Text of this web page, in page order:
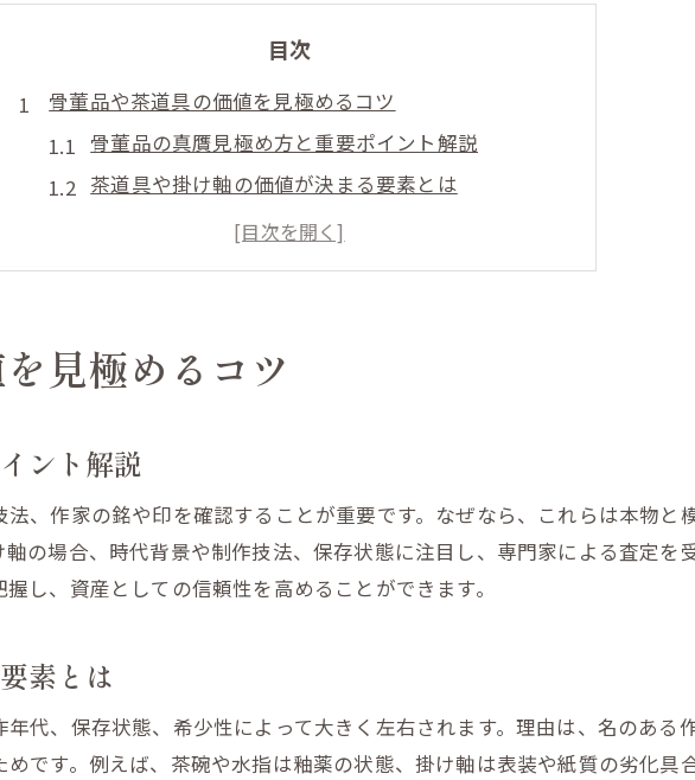
目次
骨董品や茶道具の価値を見極めるコツ
骨董品の真贋見極め方と重要ポイント解説
茶道具や掛け軸の価値が決まる要素とは
日本刀や古銭の特徴と評価基準を知る
置物や掛け軸を高く評価するための視点
福島市の骨董品買取事情と選び方のコツ
掛け軸や日本刀の査定ポイント徹底解説
日本刀の価値判断に役立つ茶道具の視点
骨董品買取で注目される掛け軸の保存状態
査定時に知っておきたい日本刀の歴史的背景
置物や古銭と掛け軸の比較査定の着眼点
福島市松川町で骨董品買取を成功させる方法
骨董品買取を高くするための準備とポイント
茶道具や掛け軸の出張査定を賢く利用する方法
見極めるコツ
ント解説
、作家の銘や印を確認することが重要です。なぜなら、これらは本物と
の場合、時代背景や制作技法、保存状態に注目し、専門家による査定を
し、資産としての信頼性を高めることができます。
素とは
代、保存状態、希少性によって大きく左右されます。理由は、名のある
です。例えば、茶碗や水指は釉薬の状態、掛け軸は表装や紙質の劣化具